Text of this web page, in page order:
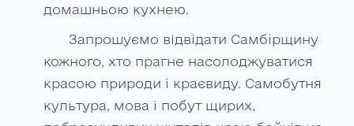
домашньою кухнею.
Запрошуємо відвідати Самбірщину
кожного, хто прагне насолоджуватися
красою природи і краєвиду. Самобутня
культура, мова і побут щирих,